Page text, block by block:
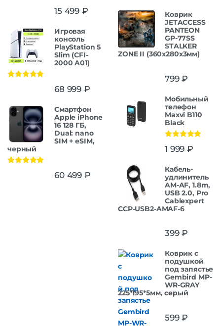
15 499 ₽
Игровая
консоль
PlayStation 5
Slim (CFI-
2000 A01)
68 999 ₽
Смартфон
Apple iPhone
16 128 ГБ,
Dual: nano
SIM + eSIM,
черный
60 499 ₽
Коврик
JETACCESS
PANTEON
GP-77SS
STALKER
ZONE II (360x280x3мм)
799₽
Мобильный
телефон
Maxvi B110
Black
из 5
1 999 ₽
Кабель-
удлинитель
AM-AF, 1.8m,
USB 2.0, Pro
Cablexpert
CCP-USB2-AMAF-6
399₽
Коврик с
подушкой
под запястье
Gembird MP-
WR-GRAY
225*195*5мм, серый
599₽